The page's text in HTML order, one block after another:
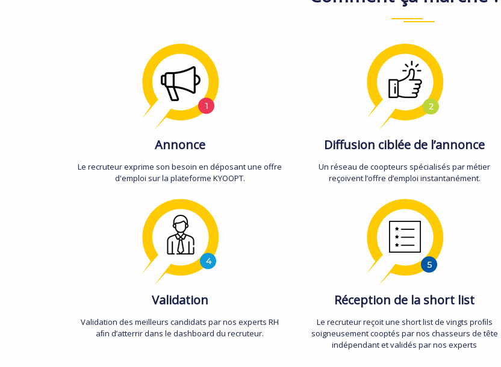
Annonce
Le recruteur exprime son besoin en déposant une offre
d'emploi sur la plateforme KYOOPT.
Diffusion ciblée de l’annonce
Un réseau de coopteurs spécialisés par métier
reçoivent l’offre d’emploi instantanément.
Validation
Validation des meilleurs candidats par nos experts RH
aﬁn d’atterrir dans le dashboard du recruteur.
Réception de la short list
Le recruteur reçoit une short list de vingts proﬁls
soigneusement cooptés par nos chasseurs de tête
indépendant et validés par nos experts